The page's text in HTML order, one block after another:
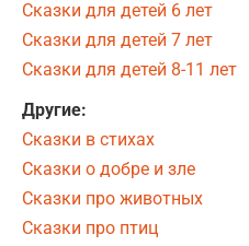
Сказки для детей 6 лет
Сказки для детей 7 лет
Сказки для детей 8-11 лет
Другие:
Сказки в стихах
Сказки о добре и зле
Сказки про животных
Сказки про птиц